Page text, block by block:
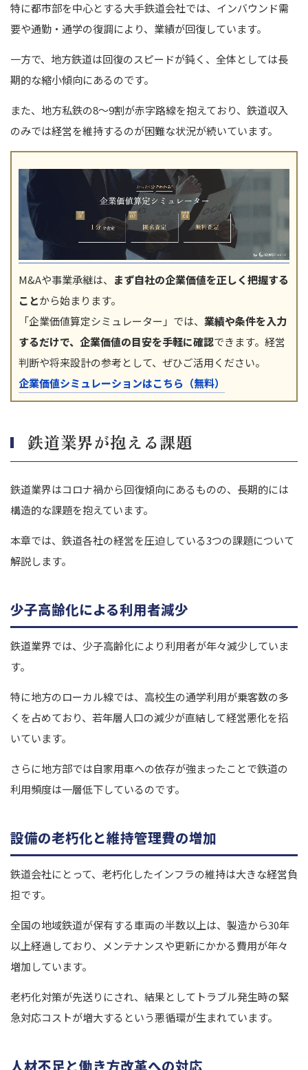
特に都市部を中心とする大手鉄道会社では、インバウンド需
要や通勤・通学の復調により、業績が回復しています。
一方で、地方鉄道は回復のスピードが鈍く、全体としては長
期的な縮小傾向にあるのです。
また、地方私鉄の8〜9割が赤字路線を抱えており、鉄道収入
のみでは経営を維持するのが困難な状況が続いています。
M&Aや事業承継は、 まず自社の企業価値を正しく把握する
ことから始まります。
「企業価値算定シミュレーター」では、 業績や条件を入力
するだけで、企業価値の目安を手軽に確認できます。経営
判断や将来設計の参考として、ぜひご活用ください。
企業価値シミュレーションはこちら（無料）
鉄道業界が抱える課題
鉄道業界はコロナ禍から回復傾向にあるものの、長期的には
構造的な課題を抱えています。
本章では、鉄道各社の経営を圧迫している3つの課題について
解説します。
少子高齢化による利用者減少
鉄道業界では、少子高齢化により利用者が年々減少していま
す。
特に地方のローカル線では、高校生の通学利用が乗客数の多
くを占めており、若年層人口の減少が直結して経営悪化を招
いています。
さらに地方部では自家用車への依存が強まったことで鉄道の
利用頻度は一層低下しているのです。
設備の老朽化と維持管理費の増加
鉄道会社にとって、老朽化したインフラの維持は大きな経営負
担です。
全国の地域鉄道が保有する車両の半数以上は、製造から30年
以上経過しており、メンテナンスや更新にかかる費用が年々
増加しています。
老朽化対策が先送りにされ、結果としてトラブル発生時の緊
急対応コストが増大するという悪循環が生まれています。
人材不足と働き方改革への対応